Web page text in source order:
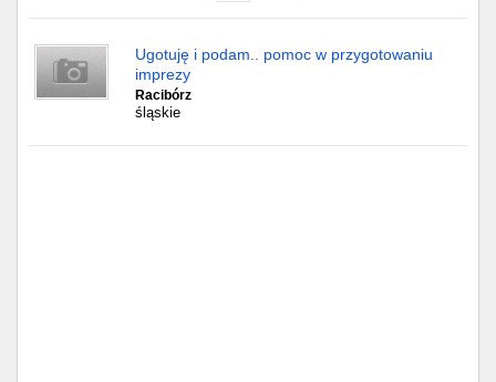
Ugotuję i podam.. pomoc w przygotowaniu
imprezy
Racibórz
śląskie
Chorzów
Lublin